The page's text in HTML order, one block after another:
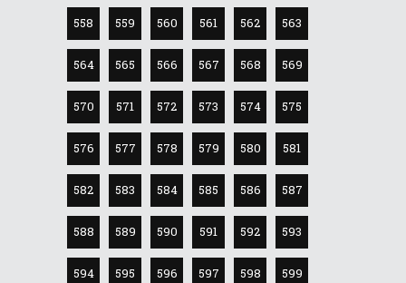
558 559 560 561 562 563
564 565 566 567 568 569
570 571 572 573 574 575
576 577 578 579 580 581
582 583 584 585 586 587
588 589 590 591 592 593
594 595 596 597 598 599